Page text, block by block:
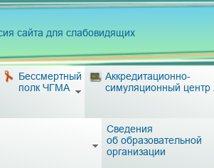
сайта для слабовидящих
Бессмертный
полк ЧГМА
Аккредитационно-
симуляционный центр
Сведения
об образовательной
организации